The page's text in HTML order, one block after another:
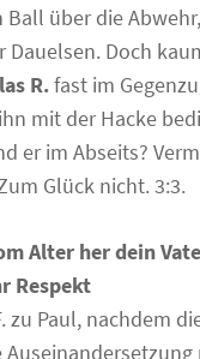
Ball über die
Dauelsen. Doch
R.fast im
mit der Hacke
er im Abseits?
Glück nicht. 3:3.
Alter her dein
Respekt
zu Paul, nachdem
Auseinandersetzung